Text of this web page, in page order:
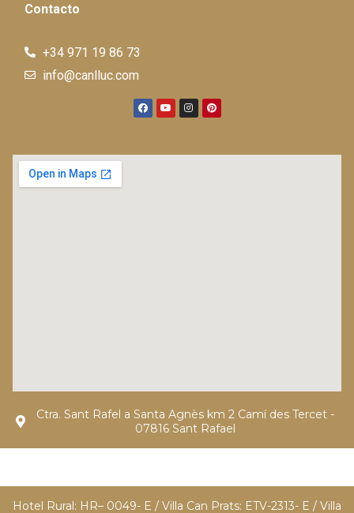
Contacto
+34 971 19 86 73
info@canlluc.com
Ctra. Sant Rafel a Santa Agnès km 2 Camí des Tercet -
07816 Sant Rafael
Hotel Rural: HR– 0049- E / Villa Can Prats: ETV-2313- E / Villa